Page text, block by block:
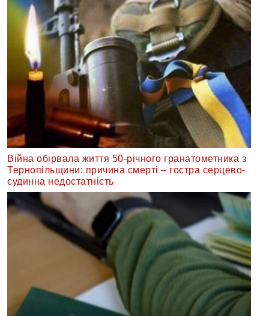
Війна обірвала життя 50-річного гранатометника з
Тернопільщини: причина смерті – гостра серцево-
судинна недостатність